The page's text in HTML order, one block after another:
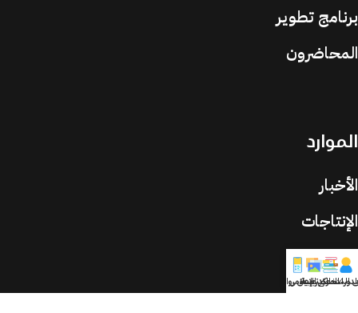
برنامج تطوير
المحاضرون
الموارد
الأخبار
الإنتاجات
الدورات
الأسئلة
الشخصيالتدريبية
المركز الإعلامي
تطبيق روافد